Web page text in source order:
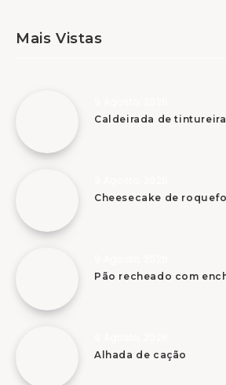
Mais Vistas
Caldeirada de tintureira
Cheesecake de
Pão recheado com
Alhada de cação